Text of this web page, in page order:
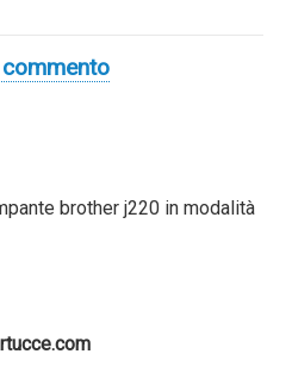
brother j220 in modalità